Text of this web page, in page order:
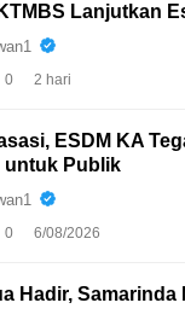
Lanjutkan
0 2 hari
ESDM KA
untuk Publik
0 6/08/2026
Hadir,